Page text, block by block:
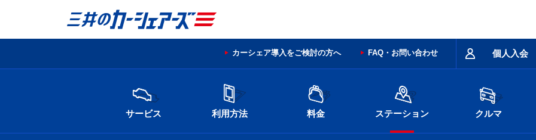
個人入会
カーシェア導入をご検討の方へ FAQ・お問い合わせ
サービス 利用方法 料金 ステーション クルマ